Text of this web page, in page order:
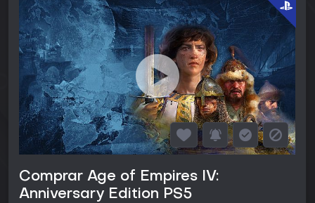
Comprar Age of Empires IV:
Anniversary Edition PS5